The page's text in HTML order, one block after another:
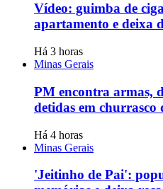
Vídeo: guimba de
apartamento e deixa
Há 3 horas
Minas Gerais
PM encontra armas,
detidas em churrasco
Há 4 horas
Minas Gerais
'Jeitinho de Pai':